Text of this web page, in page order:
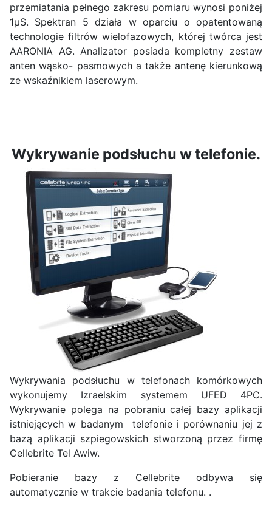
przemiatania pełnego zakresu pomiaru wynosi poniżej
1μS. Spektran 5 działa w oparciu o opatentowaną
technologie filtrów wielofazowych, której twórca jest
AARONIA AG. Analizator posiada kompletny zestaw
anten wąsko- pasmowych a także antenę kierunkową
ze wskaźnikiem laserowym.
Wykrywanie podsłuchu w telefonie.
Wykrywania podsłuchu w telefonach komórkowych
wykonujemy Izraelskim systemem UFED 4PC.
Wykrywanie polega na pobraniu całej bazy aplikacji
istniejących w badanym telefonie i porównaniu jej z
bazą aplikacji szpiegowskich stworzoną przez firmę
Cellebrite Tel Awiw.
Pobieranie bazy z Cellebrite odbywa się
automatycznie w trakcie badania telefonu. .